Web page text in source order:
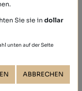
Sie sie indollar
unten auf der Seite
ABBRECHEN